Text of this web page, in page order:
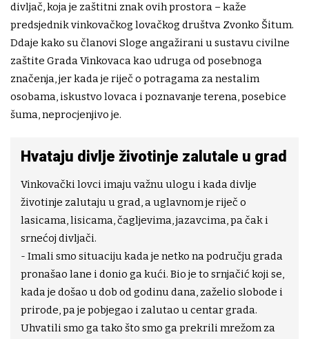
divljač, koja je zaštitni znak ovih prostora – kaže
predsjednik vinkovačkog lovačkog društva Zvonko Šitum.
Ddaje kako su članovi Sloge angažirani u sustavu civilne
zaštite Grada Vinkovaca kao udruga od posebnoga
značenja, jer kada je riječ o potragama za nestalim
osobama, iskustvo lovaca i poznavanje terena, posebice
šuma, neprocjenjivo je.
Hvataju divlje životinje zalutale u grad
Vinkovački lovci imaju važnu ulogu i kada divlje
životinje zalutaju u grad, a uglavnom je riječ o
lasicama, lisicama, čagljevima, jazavcima, pa čak i
srnećoj divljači.
- Imali smo situaciju kada je netko na području grada
pronašao lane i donio ga kući. Bio je to srnjačić koji se,
kada je došao u dob od godinu dana, zaželio slobode i
prirode, pa je pobjegao i zalutao u centar grada.
Uhvatili smo ga tako što smo ga prekrili mrežom za